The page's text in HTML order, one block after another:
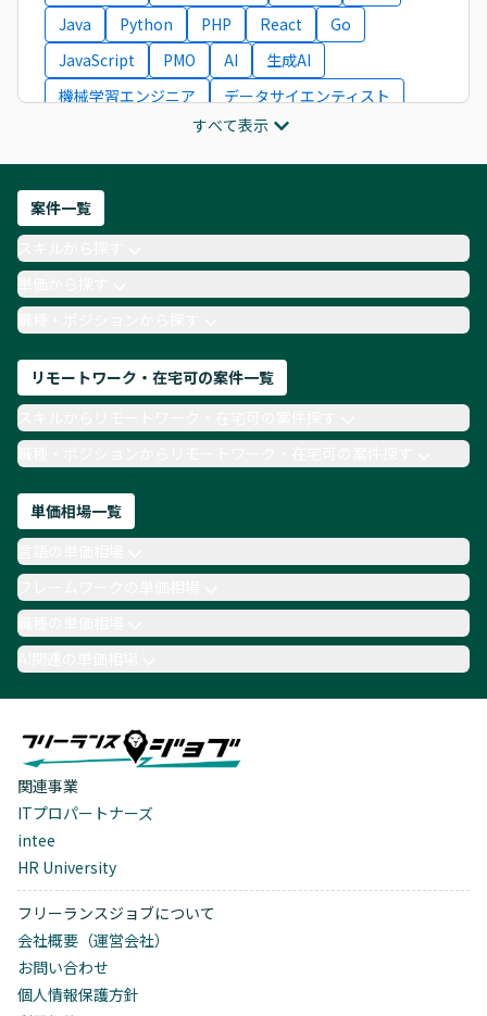
Java
Python PHP React
Go
JavaScript
PMO AI
生成AI
機械学習エンジニア
データサイエンティスト
ITコンサルタント
フロントエンドエンジニア
ネットワークエンジニア
AIエンジニア
Webデザイナー
月収100万円 業務委託
COBOL
Ruby
TypeScript
Laravel AWS
すべて表示
案件一覧
単価から探す
職種・ポジションから探す
リモートワーク・在宅可の案件一覧
職種・ポジションからリモートワーク・在宅可の案件探す
単価相場一覧
職種の単価相場
AI関連の単価相場
関連事業
ITプロパートナーズ
intee
HR University
フリーランスジョブについて
会社概要（運営会社）
お問い合わせ
個人情報保護方針